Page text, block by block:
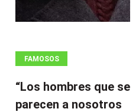
FAMOSOS
“Los hombres que se
parecen a nosotros